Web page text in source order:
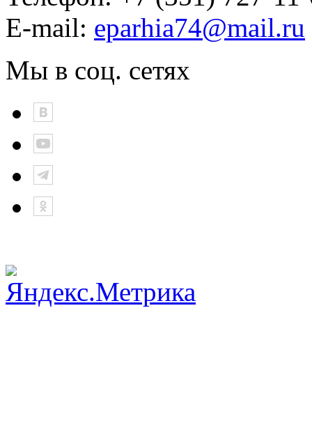
E-mail: eparhia74@mail.ru
Мы в соц. сетях